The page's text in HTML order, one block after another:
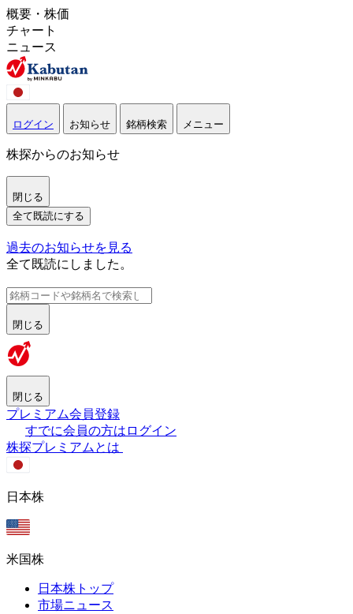
概要・株価
チャート
ニュース
ログイン お知らせ 銘柄検索 メニュー
株探からのお知らせ
閉じる
全て既読にする
過去のお知らせを見る
全て既読にしました。
閉じる
閉じる
プレミアム会員登録
すでに会員の方はログイン
株探プレミアムとは
日本株
米国株
日本株トップ
市場ニュース